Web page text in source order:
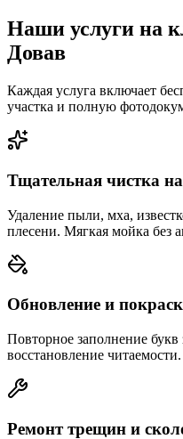
Наши услуги на
Довав
Каждая услуга включает
участка и полную
Тщательная чистка
Удаление пыли, мха,
плесени. Мягкая мойка без
Обновление и
Повторное заполнение
восстановление читаемости.
Ремонт трещин и